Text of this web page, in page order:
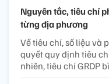
Nguyên tắc, tiêu chí
từng địa phương
Về tiêu chí, số liệu và
quyết quy định tiêu
nhiên, tiêu chí GRDP